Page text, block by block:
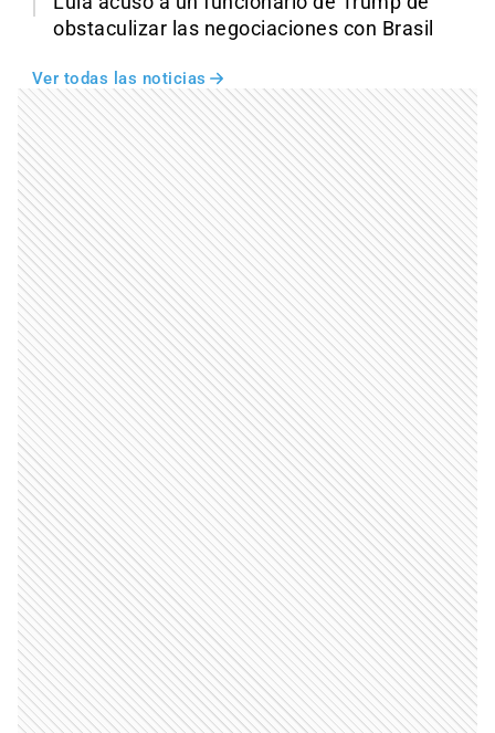
obstaculizar las negociaciones con Brasil
Ver todas las noticias